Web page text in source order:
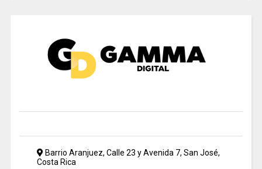
Barrio Aranjuez, Calle 23 y Avenida 7, San José,
Costa Rica